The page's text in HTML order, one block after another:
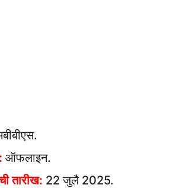
ऑफलाइन.
तारीख: 22 जुलै 2025.